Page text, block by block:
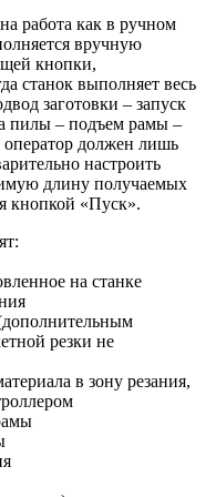
работа как в ручном
вручную
кнопки,
станок выполняет весь
заготовки – запуск
пилы – подъем рамы –
должен лишь
настроить
длину получаемых
кнопкой «Пуск».
на станке
резки не
в зону резания,